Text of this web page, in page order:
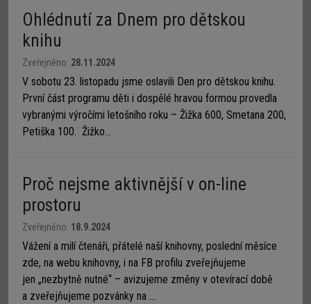
Ohlédnutí za Dnem pro dětskou
knihu
Zveřejněno: 28.11.2024
V sobotu 23. listopadu jsme oslavili Den pro dětskou knihu.
První část programu děti i dospělé hravou formou provedla
vybranými výročími letošního roku – Žižka 600, Smetana 200,
Petiška 100. Žižko...
Proč nejsme aktivnější v on-line
prostoru
Zveřejněno: 18.9.2024
Vážení a milí čtenáři, přátelé naší knihovny, poslední měsíce
zde, na webu knihovny, i na FB profilu zveřejňujeme
jen „nezbytně nutné“ – avizujeme změny v otevírací době
a zveřejňujeme pozvánky na ...